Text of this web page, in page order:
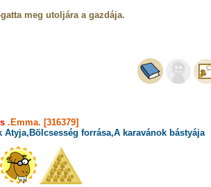
meg utoljára a gazdája.
.Emma. [316379]
Atyja,Bölcsesség forrása,A karavánok bástyája